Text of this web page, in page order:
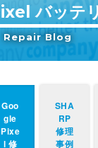
バッテ
Repair Blog
Goo
gle
Pixe
l 修
SHA
RP
修理
事例